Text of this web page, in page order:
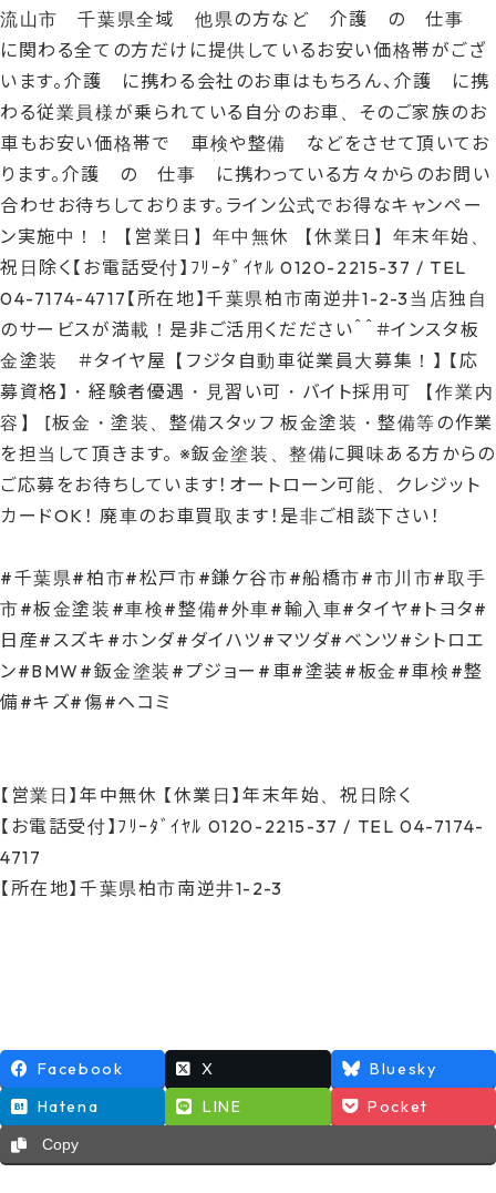
流山市 千葉県全域 他県の方など 介護 の 仕事
に関わる全ての方だけに提供しているお安い価格帯がござ
います。介護 に携わる会社のお車はもちろん、介護 に携
わる従業員様が乗られている自分のお車、そのご家族のお
車もお安い価格帯で 車検や整備 などをさせて頂いてお
ります。介護 の 仕事 に携わっている方々からのお問い
合わせお待ちしております。ライン公式でお得なキャンペー
ン実施中！！【営業日】年中無休 【休業日】年末年始、
祝日除く【お電話受付】ﾌﾘｰﾀﾞｲﾔﾙ 0120-2215-37 / TEL
04-7174-4717【所在地】千葉県柏市南逆井1-2-3当店独自
のサービスが満載！是非ご活用くだださい＾＾＃インスタ板
金塗装 ＃タイヤ屋【フジタ自動車従業員大募集！】 【応
募資格】・経験者優遇・見習い可・バイト採用可 【作業内
容】 [板金・塗装、整備スタッフ 板金塗装・整備等の作業
を担当して頂きます。 ※鈑金塗装、整備に興味ある方からの
ご応募をお待ちしています！オートローン可能、クレジット
カードOK！ 廃車のお車買取ます！是非ご相談下さい！
#千葉県#柏市#松戸市#鎌ケ谷市#船橋市#市川市#取手
市#板金塗装#車検#整備#外車#輸入車#タイヤ#トヨタ#
日産#スズキ#ホンダ#ダイハツ#マツダ#ベンツ#シトロエ
ン#BMW#鈑金塗装#プジョー#車#塗装#板金#車検#整
備#キズ#傷#ヘコミ
【営業日】年中無休 【休業日】年末年始、祝日除く
【お電話受付】ﾌﾘｰﾀﾞｲﾔﾙ 0120-2215-37 / TEL 04-7174-
4717
【所在地】千葉県柏市南逆井1-2-3
Facebook X
Bluesky
Hatena
LINE Pocket
Copy